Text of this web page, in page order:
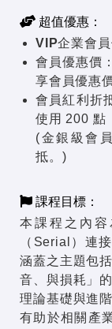
超值優惠：
VIP企業會
會員優惠價：
享會員優惠
會員紅利折
使用 200 點
(金銀級會
抵。)
課程目標：
本課程之內
（Serial）連
涵蓋之主題包
音、與損耗」
理論基礎與進
有助於相關產